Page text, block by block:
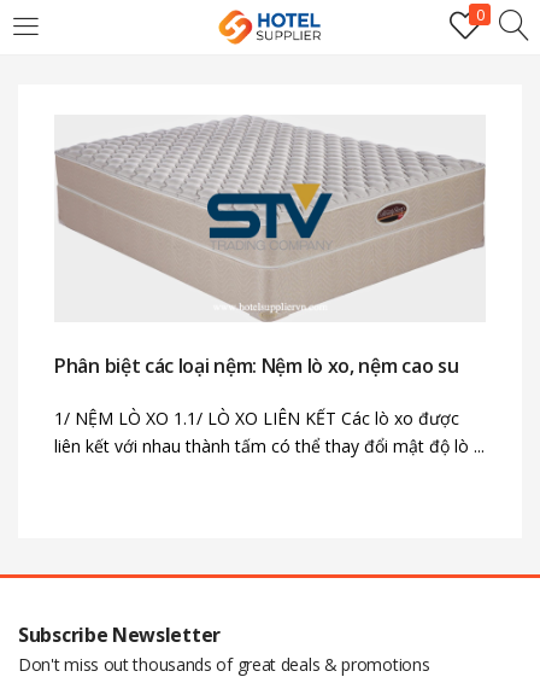
0
Enter your username and password to login.
Login
Lost password?
Phân biệt các loại nệm: Nệm lò xo, nệm cao su
1/ NỆM LÒ XO 1.1/ LÒ XO LIÊN KẾT Các lò xo được
liên kết với nhau thành tấm có thể thay đổi mật độ lò ...
Subscribe Newsletter
Don't miss out thousands of great deals & promotions